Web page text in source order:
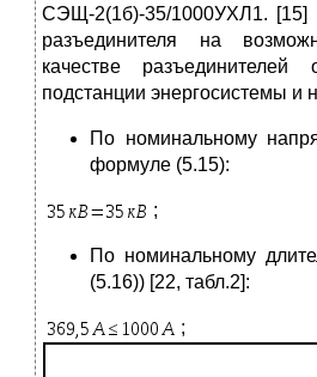
СЭЩ-2(1б)-35/1000УХЛ1. [15]
разъединителя на
качестве
подстанции энергосистемы и
По номинальному
формуле (5.15):
;
По номинальному
(5.16)) [22, табл.2]:
;